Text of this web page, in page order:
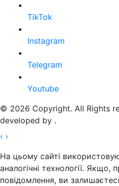
TikTok
Instagram
Telegram
Youtube
© 2026 Copyright. All Rights
developed by .
‹ ›
На цьому сайті
аналогічні технології. Якщо,
повідомлення, ви